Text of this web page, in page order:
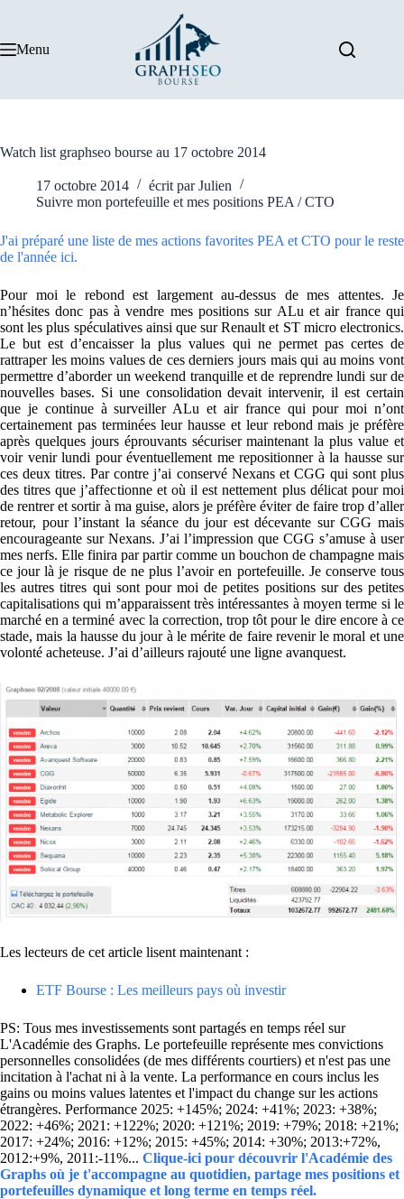
Menu
Watch list graphseo bourse au 17 octobre 2014
17 octobre 2014 écrit par Julien
Suivre mon portefeuille et mes positions PEA / CTO
J'ai préparé une liste de mes actions favorites PEA et CTO pour le reste
de l'année ici.
Pour moi le rebond est largement au-dessus de mes attentes. Je
n’hésites donc pas à vendre mes positions sur ALu et air france qui
sont les plus spéculatives ainsi que sur Renault et ST micro electronics.
Le but est d’encaisser la plus values qui ne permet pas certes de
rattraper les moins values de ces derniers jours mais qui au moins vont
permettre d’aborder un weekend tranquille et de reprendre lundi sur de
nouvelles bases. Si une consolidation devait intervenir, il est certain
que je continue à surveiller ALu et air france qui pour moi n’ont
certainement pas terminées leur hausse et leur rebond mais je préfère
après quelques jours éprouvants sécuriser maintenant la plus value et
voir venir lundi pour éventuellement me repositionner à la hausse sur
ces deux titres. Par contre j’ai conservé Nexans et CGG qui sont plus
des titres que j’affectionne et où il est nettement plus délicat pour moi
de rentrer et sortir à ma guise, alors je préfère éviter de faire trop d’aller
retour, pour l’instant la séance du jour est décevante sur CGG mais
encourageante sur Nexans. J’ai l’impression que CGG s’amuse à user
mes nerfs. Elle finira par partir comme un bouchon de champagne mais
ce jour là je risque de ne plus l’avoir en portefeuille. Je conserve tous
les autres titres qui sont pour moi de petites positions sur des petites
capitalisations qui m’apparaissent très intéressantes à moyen terme si le
marché en a terminé avec la correction, trop tôt pour le dire encore à ce
stade, mais la hausse du jour à le mérite de faire revenir le moral et une
volonté acheteuse. J’ai d’ailleurs rajouté une ligne avanquest.
Les lecteurs de cet article lisent maintenant :
ETF Bourse : Les meilleurs pays où investir
PS: Tous mes investissements sont partagés en temps réel sur
L'Académie des Graphs. Le portefeuille représente mes convictions
personnelles consolidées (de mes différents courtiers) et n'est pas une
incitation à l'achat ni à la vente. La performance en cours inclus les
gains ou moins values latentes et l'impact du change sur les actions
étrangères. Performance 2025: +145%; 2024: +41%; 2023: +38%;
2022: +46%; 2021: +122%; 2020: +121%; 2019: +79%; 2018: +21%;
2017: +24%; 2016: +12%; 2015: +45%; 2014: +30%; 2013:+72%,
2012:+9%, 2011:-11%... Clique-ici pour découvrir l'Académie des
Graphs où je t'accompagne au quotidien, partage mes positions et
portefeuilles dynamique et long terme en temps réel.